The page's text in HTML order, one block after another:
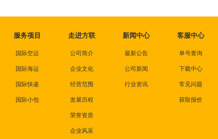
服务项目
国际空运
国际海运
国际快递
国际小包
走进方联
公司简介
企业文化
经营范围
发展历程
荣誉资质
企业风采
新闻中心
最新公告
公司新闻
行业资讯
客服中心
单号查询
下载中心
常见问题
获取报价